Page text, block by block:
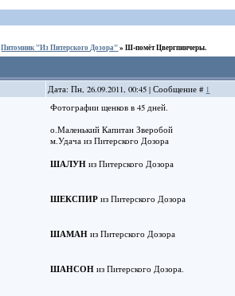
Питомник "Из Питерского Дозора"»Ш-помёт Цвергпинчеры.
Дата: Пн, 26.09.2011, 00:45 | Сообщение # 1
Фотографии щенков в 45 дней.
о.Маленький Капитан Зверобой
м.Удача из Питерского Дозора
ШАЛУНиз Питерского Дозора
ШЕКСПИРиз Питерского Дозора
ШАМАНиз Питерского Дозора
ШАНСОНиз Питерского Дозора.